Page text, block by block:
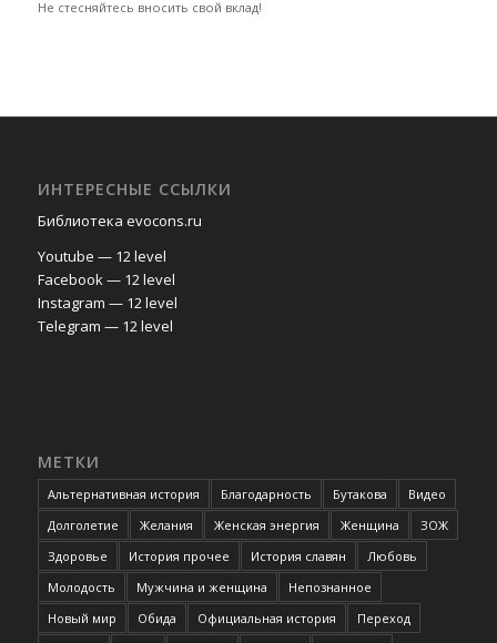
Не стесняйтесь вносить свой вклад!
ИНТЕРЕСНЫЕ ССЫЛКИ
Библиотека evocons.ru
Youtube — 12 level
Facebook — 12 level
Instagram — 12 level
Telegram — 12 level
МЕТКИ
Альтернативная история Благодарность Бутакова
Видео
Долголетие
Желания Женская энергия Женщина
ЗОЖ
Здоровье
История прочее История славян
Любовь
Молодость
Мужчина и женщина
Непознанное
Новый мир
Обида Официальная история
Переход